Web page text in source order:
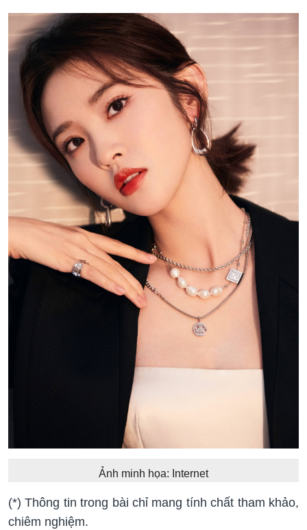
Ảnh minh họa: Internet
(*) Thông tin trong bài chỉ mang tính chất tham khảo,
chiêm nghiệm.